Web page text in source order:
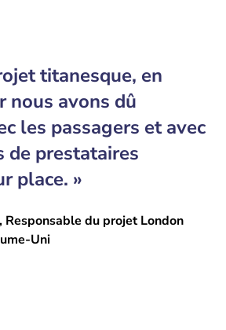
titanesque, en
nous avons dû
les passagers et avec
de prestataires
place. »
du projet London
Uni